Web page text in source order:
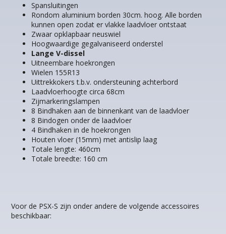
Spansluitingen
Rondom aluminium borden 30cm. hoog. Alle borden
kunnen open zodat er vlakke laadvloer ontstaat
Zwaar opklapbaar neuswiel
Hoogwaardige gegalvaniseerd onderstel
Lange V-dissel
Uitneembare hoekrongen
Wielen 155R13
Uittrekkokers t.b.v. ondersteuning achterbord
Laadvloerhoogte circa 68cm
Zijmarkeringslampen
8 Bindhaken aan de binnenkant van de laadvloer
8 Bindogen onder de laadvloer
4 Bindhaken in de hoekrongen
Houten vloer (15mm) met antislip laag
Totale lengte: 460cm
Totale breedte: 160 cm
Voor de PSX-S zijn onder andere de volgende accessoires
beschikbaar: